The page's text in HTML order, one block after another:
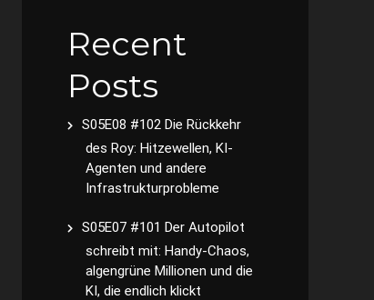
Recent
Posts
S05E08 #102 Die Rückkehr
des Roy: Hitzewellen, KI-
Agenten und andere
Infrastrukturprobleme
S05E07 #101 Der Autopilot
schreibt mit: Handy-Chaos,
algengrüne Millionen und die
KI, die endlich klickt